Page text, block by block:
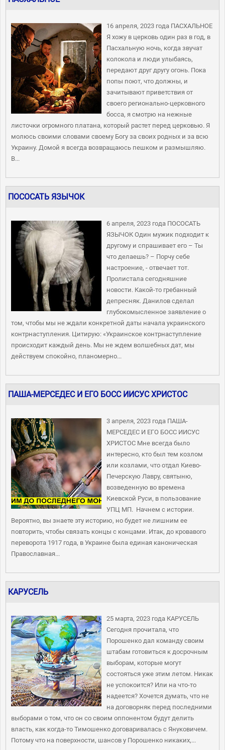
16 апреля, 2023 года ПАСХАЛЬНОЕ
Я хожу в церковь один раз в год, в
Пасхальную ночь, когда звучат
колокола и люди улыбаясь,
передают друг другу огонь. Пока
попы поют, что должны, и
зачитывают приветствия от
своего регионально-церковного
босса, я смотрю на нежные
листочки огромного платана, который растет перед церковью. Я
молюсь своими словами своему Богу за своих родных и за всю
Украину. Домой я всегда возвращаюсь пешком и размышляю.
В...
ПОСОСАТЬ ЯЗЫЧОК
6 апреля, 2023 года ПОСОСАТЬ
ЯЗЫЧОК Один мужик подходит к
другому и спрашивает его – Ты
что делаешь? – Порчу себе
настроение, - отвечает тот.
Пролистала сегодняшние
новости. Какой-то гребанный
депресняк. Данилов сделал
глубокомысленное заявление о
том, чтобы мы не ждали конкретной даты начала украинского
контрнаступления. Цитирую: «Украинское контрнаступление
происходит каждый день. Мы не ждем волшебных дат, мы
действуем спокойно, планомерно...
ПАША-МЕРСЕДЕС И ЕГО БОСС ИИСУС ХРИСТОС
3 апреля, 2023 года ПАША-
МЕРСЕДЕС И ЕГО БОСС ИИСУС
ХРИСТОС Мне всегда было
интересно, кто был тем козлом
или козлами, что отдал Киево-
Печерскую Лавру, святыню,
возведенную во времена
Киевской Руси, в пользование
УПЦ МП. Начнем с истории.
Вероятно, вы знаете эту историю, но будет не лишним ее
повторить, чтобы связать концы с концами. Итак, до кровавого
переворота 1917 года, в Украине была единая каноническая
Православная...
КАРУСЕЛЬ
25 марта, 2023 года КАРУСЕЛЬ
Сегодня прочитала, что
Порошенко дал команду своим
штабам готовиться к досрочным
выборам, которые могут
состояться уже этим летом. Никак
не успокоится? Или на что-то
надеется? Хочется думать, что не
на договорняк перед последними
выборами о том, что он со своим оппонентом будут делить
власть, как когда-то Тимошенко договаривалась с Януковичем.
Потому что на поверхности, шансов у Порошенко никаких,...